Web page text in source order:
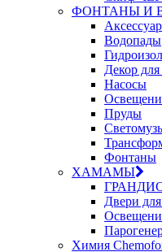
ФОНТАНЫ И
Водопады
Декор
Насосы
Пруды
Фонтаны
ХАМАМЫ
Двери
Химия